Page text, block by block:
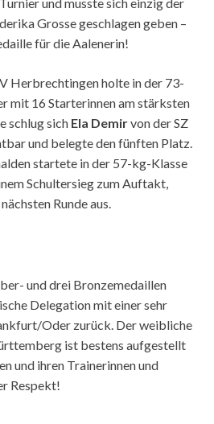
Grosse geschlagen geben –
für die Aalenerin!
Herbrechtingen holte in der 73-
mit 16 Starterinnen am stärksten
schlug sich Ela Demirvon der SZ
und belegte den fünften Platz.
startete in der 57-kg-Klasse
Schultersieg zum Auftakt,
Runde aus.
und drei Bronzemedaillen
Delegation mit einer sehr
Oder zurück. Der weibliche
ist bestens aufgestellt
und ihren Trainerinnen und
Respekt!